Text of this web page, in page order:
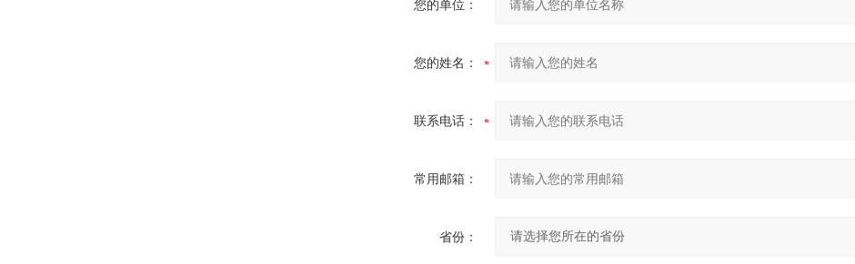
您的单位：
您的姓名：
联系电话：
常用邮箱：
省份：